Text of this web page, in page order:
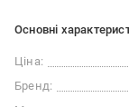
Основні
Ціна:
Бренд: